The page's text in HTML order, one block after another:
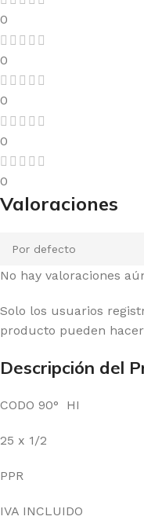
0
0
0
0
0
Valoraciones
No hay valoraciones
Solo los usuarios
producto pueden
Descripción del
CODO 90° HI
25 x 1/2
PPR
IVA INCLUIDO